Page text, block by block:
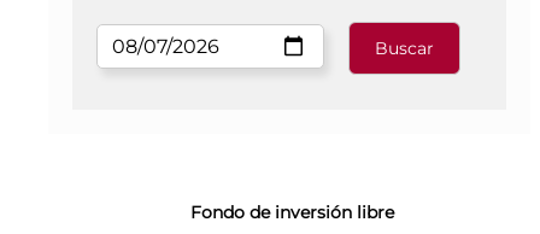
Fondo de inversión libre